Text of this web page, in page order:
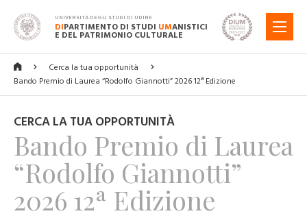
UNIVERSITÀ DEGLI STUDI DI UDINE
DIPARTIMENTO DI STUDI UMANISTICI
E DEL PATRIMONIO CULTURALE
MENU
Cerca la tua opportunità
Bando Premio di Laurea “Rodolfo Giannotti” 2026 12ª Edizione
CERCA LA TUA OPPORTUNITÀ
Bando Premio di Laurea
“Rodolfo Giannotti”
2026 12ª Edizione